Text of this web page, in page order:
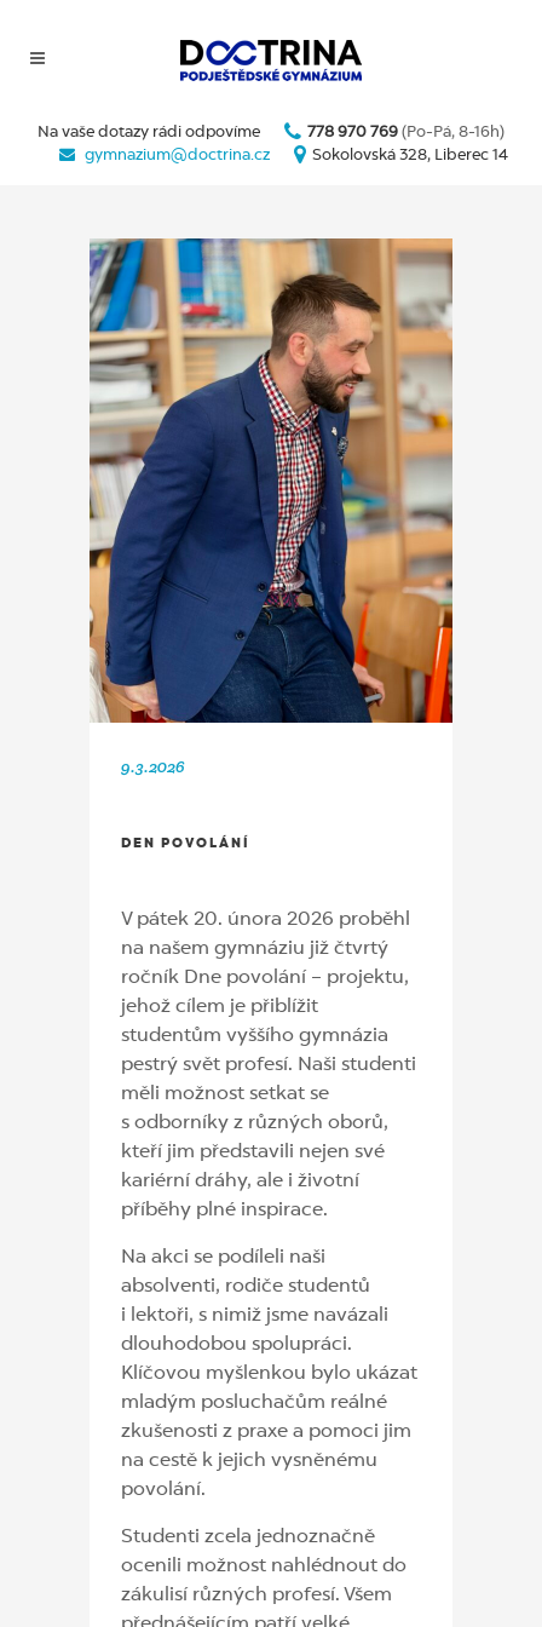
Na vaše dotazy rádi odpovíme 778 970 769 (Po-Pá, 8-16h)
gymnazium@doctrina.cz
Sokolovská 328, Liberec 14
9.3.2026
DEN POVOLÁNÍ
V pátek 20. února 2026 proběhl
na našem gymnáziu již čtvrtý
ročník Dne povolání – projektu,
jehož cílem je přiblížit
studentům vyššího gymnázia
pestrý svět profesí. Naši studenti
měli možnost setkat se
s odborníky z různých oborů,
kteří jim představili nejen své
kariérní dráhy, ale i životní
příběhy plné inspirace.
Na akci se podíleli naši
absolventi, rodiče studentů
i lektoři, s nimiž jsme navázali
dlouhodobou spolupráci.
Klíčovou myšlenkou bylo ukázat
mladým posluchačům reálné
zkušenosti z praxe a pomoci jim
na cestě k jejich vysněnému
povolání.
Studenti zcela jednoznačně
ocenili možnost nahlédnout do
zákulisí různých profesí. Všem